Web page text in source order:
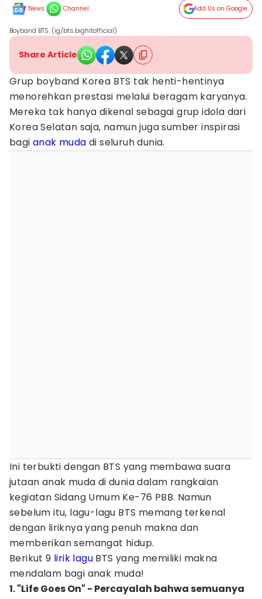
News Channel Add Us on Google
Boyband BTS. (ig/bts.bighitofficial)
Share Article
Grup boyband Korea BTS tak henti-hentinya
menorehkan prestasi melalui beragam karyanya.
Mereka tak hanya dikenal sebagai grup idola dari
Korea Selatan saja, namun juga sumber inspirasi
bagi anak muda di seluruh dunia.
Ini terbukti dengan BTS yang membawa suara
jutaan anak muda di dunia dalam rangkaian
kegiatan Sidang Umum Ke-76 PBB. Namun
sebelum itu, lagu-lagu BTS memang terkenal
dengan liriknya yang penuh makna dan
memberikan semangat hidup.
Berikut 9 lirik lagu BTS yang memiliki makna
mendalam bagi anak muda!
1. "Life Goes On" - Percayalah bahwa semuanya